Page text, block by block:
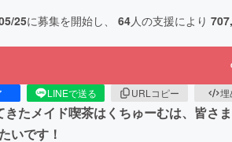
25に募集を開始し、 64人の支援により
LINEで送る URLコピー 埋
たメイド喫茶はくちゅーむは、皆さ
いです！